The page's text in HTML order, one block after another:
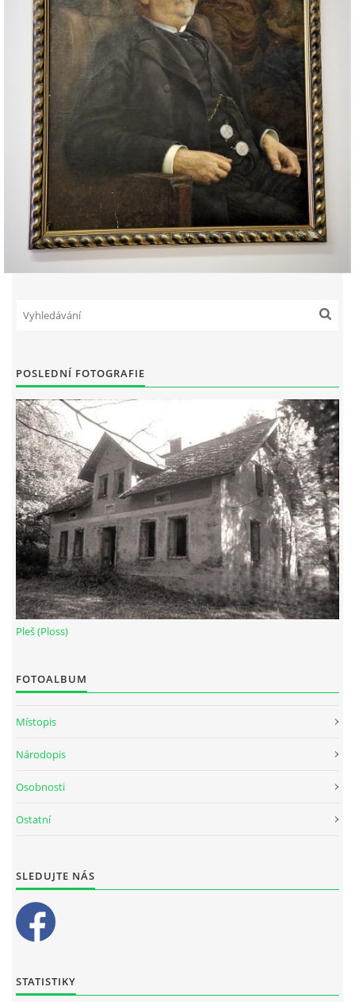
POSLEDNÍ FOTOGRAFIE
Pleš (Ploss)
FOTOALBUM
Místopis
Národopis
Osobnosti
Ostatní
SLEDUJTE NÁS
STATISTIKY